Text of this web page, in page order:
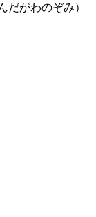
だがわのぞみ）